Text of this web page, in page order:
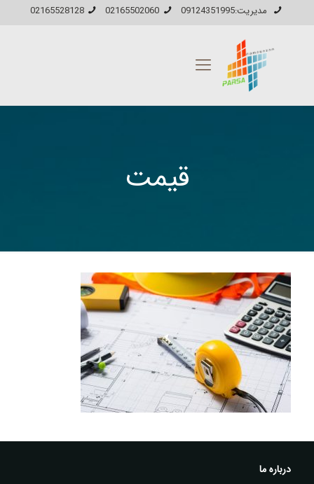
مدیریت:09124351995 02165502060
02165528128
قیمت
درباره ما